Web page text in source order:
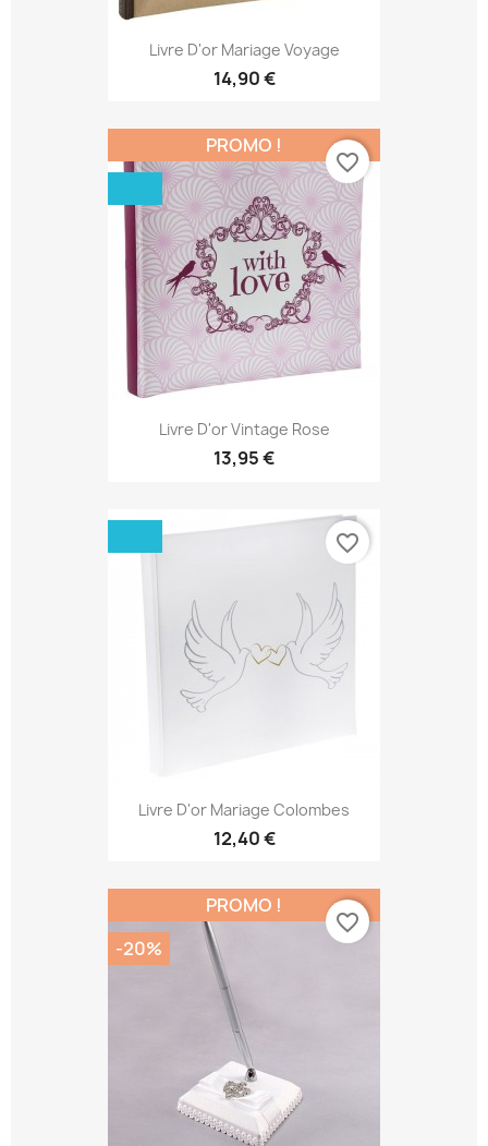
Livre D'or Mariage Voyage
14,90 €
Livre D'or Vintage Rose
13,95 €
PROMO !
favorite_border
Livre D'or Mariage Colombes
12,40 €
favorite_border
PROMO !
-20%
favorite_border